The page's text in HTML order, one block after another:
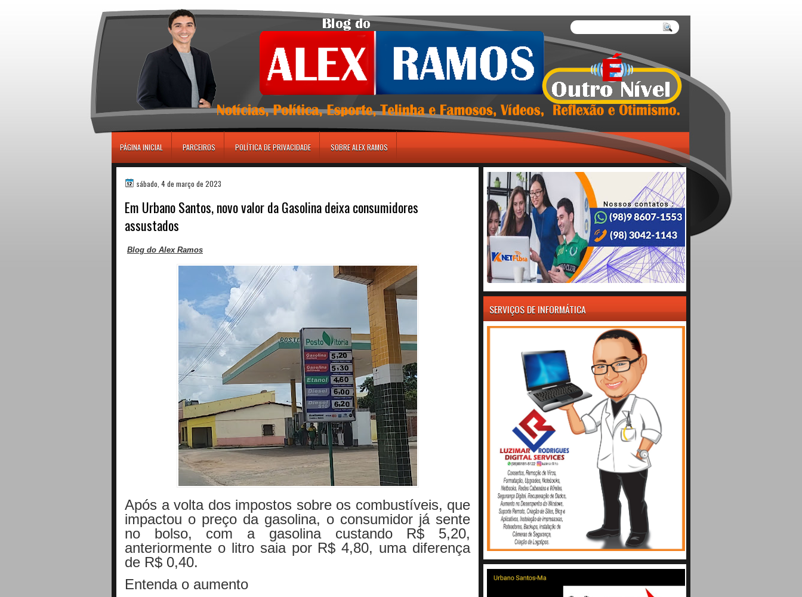
PÁGINA INICIAL PARCEIROS POLÍTICA DE PRIVACIDADE SOBRE ALEX RAMOS
sábado, 4 de março de 2023
Em Urbano Santos, novo valor da Gasolina deixa consumidores
assustados
Blog do Alex Ramos
Após a volta dos impostos sobre os combustíveis, que
impactou o preço da gasolina, o consumidor já sente
no bolso, com a gasolina custando R$ 5,20,
anteriormente o litro saia por R$ 4,80, uma diferença
de R$ 0,40.
Entenda o aumento
SERVIÇOS DE INFORMÁTICA